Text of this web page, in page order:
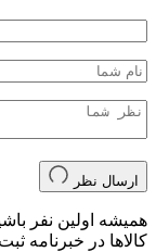
ارسال نظر
همیشه اولین نفر
کالاها در خبرنامه